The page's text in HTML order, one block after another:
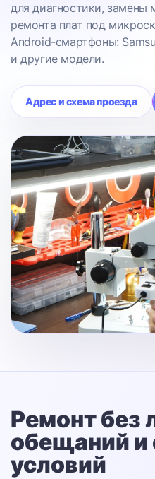
для диагностики, замены
ремонта плат под
Android-смартфоны:
и другие модели.
Адрес и схема проезда
Ремонт без
обещаний и
условий